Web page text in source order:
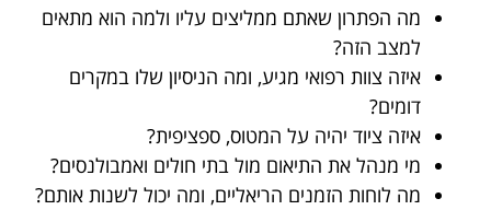
מה הפתרון שאתם ממליצים עליו ולמה הוא מתאים
למצב הזה?
איזה צוות רפואי מגיע, ומה הניסיון שלו במקרים
דומים?
איזה ציוד יהיה על המטוס, ספציפית?
מי מנהל את התיאום מול בתי חולים ואמבולנסים?
מה לוחות הזמנים הריאליים, ומה יכול לשנות אותם?